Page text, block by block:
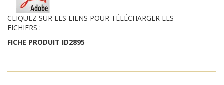
CLIQUEZ SUR LES LIENS POUR TÉLÉCHARGER LES
FICHIERS :
FICHE PRODUIT ID2895